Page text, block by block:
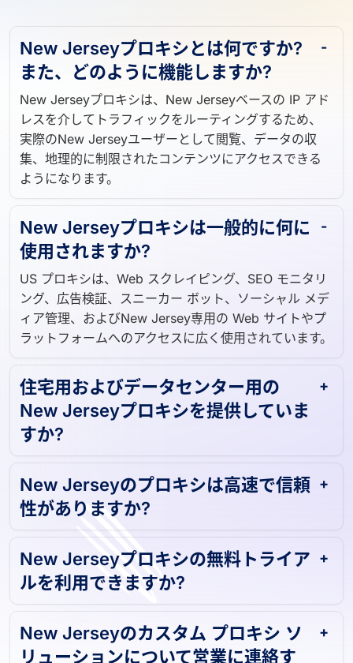
New Jerseyプロキシとは何ですか?
また、どのように機能しますか?
New Jerseyプロキシは、New Jerseyベースの IP アド
レスを介してトラフィックをルーティングするため、
実際のNew Jerseyユーザーとして閲覧、データの収
集、地理的に制限されたコンテンツにアクセスできる
New Jerseyプロキシは一般的に何に
使用されますか?
US プロキシは、Web スクレイピング、SEO モニタリ
ング、広告検証、スニーカー ボット、ソーシャル メデ
ィア管理、およびNew Jersey専用の Web サイトやプ
住宅用およびデータセンター用の
New Jerseyプロキシを提供していま
New Jerseyのプロキシは高速で信頼
性がありますか?
New Jerseyプロキシの無料トライア
ルを利用できますか?